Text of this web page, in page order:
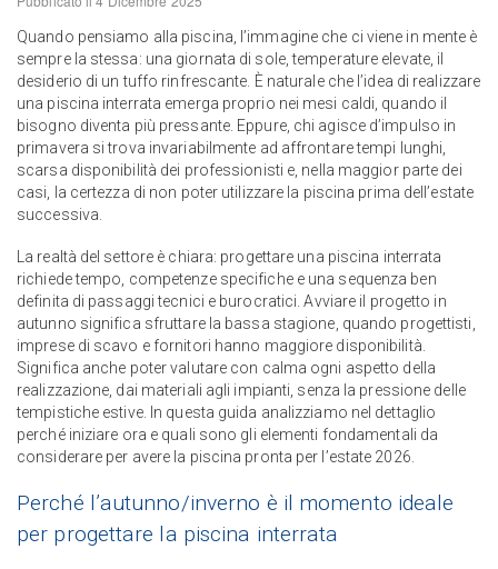
Quando pensiamo alla piscina, l’immagine che ci viene in mente è
sempre la stessa: una giornata di sole, temperature elevate, il
desiderio di un tuffo rinfrescante. È naturale che l’idea di realizzare
una piscina interrata emerga proprio nei mesi caldi, quando il
bisogno diventa più pressante. Eppure, chi agisce d’impulso in
primavera si trova invariabilmente ad affrontare tempi lunghi,
scarsa disponibilità dei professionisti e, nella maggior parte dei
casi, la certezza di non poter utilizzare la piscina prima dell’estate
successiva.
La realtà del settore è chiara: progettare una piscina interrata
richiede tempo, competenze specifiche e una sequenza ben
definita di passaggi tecnici e burocratici. Avviare il progetto in
autunno significa sfruttare la bassa stagione, quando progettisti,
imprese di scavo e fornitori hanno maggiore disponibilità.
Significa anche poter valutare con calma ogni aspetto della
realizzazione, dai materiali agli impianti, senza la pressione delle
tempistiche estive. In questa guida analizziamo nel dettaglio
perché iniziare ora e quali sono gli elementi fondamentali da
considerare per avere la piscina pronta per l’estate 2026.
Perché l’autunno/inverno è il momento ideale
per progettare la piscina interrata